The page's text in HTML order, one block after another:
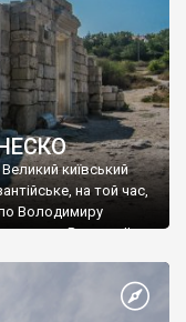
Великий київський
на той час,
Володимиру
Василю ІІ, та
християнином.
Таврійського